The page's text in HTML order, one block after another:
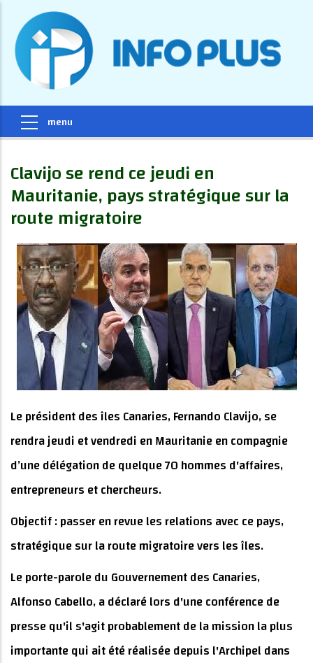
Clavijo se rend ce jeudi en
Mauritanie, pays stratégique sur la
route migratoire
Le président des îles Canaries, Fernando Clavijo, se
rendra jeudi et vendredi en Mauritanie en compagnie
d’une délégation de quelque 70 hommes d'affaires,
entrepreneurs et chercheurs.
Objectif : passer en revue les relations avec ce pays,
stratégique sur la route migratoire vers les îles.
Le porte-parole du Gouvernement des Canaries,
Alfonso Cabello, a déclaré lors d'une conférence de
presse qu'il s'agit probablement de la mission la plus
importante qui ait été réalisée depuis l'Archipel dans